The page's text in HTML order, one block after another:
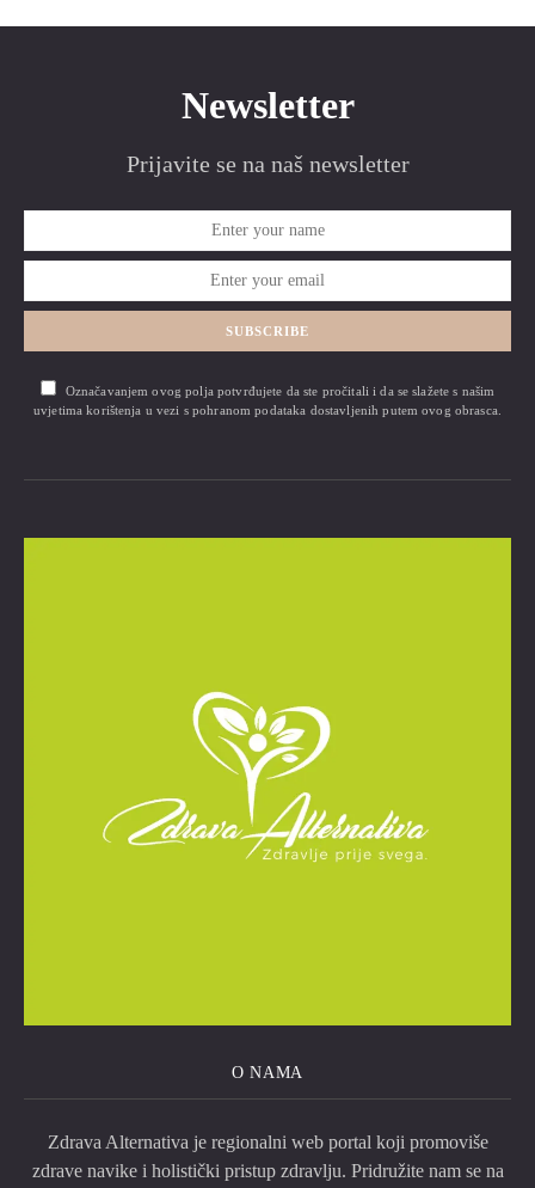
Newsletter
Prijavite se na naš newsletter
SUBSCRIBE
Označavanjem ovog polja potvrđujete da ste pročitali i da se slažete s našim
uvjetima korištenja u vezi s pohranom podataka dostavljenih putem ovog obrasca.
O NAMA
Zdrava Alternativa je regionalni web portal koji promoviše
zdrave navike i holistički pristup zdravlju. Pridružite nam se na